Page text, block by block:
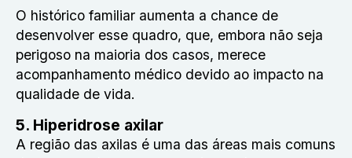
O histórico familiar aumenta a chance de
desenvolver esse quadro, que, embora não seja
perigoso na maioria dos casos, merece
acompanhamento médico devido ao impacto na
qualidade de vida.
5. Hiperidrose axilar
A região das axilas é uma das áreas mais comuns